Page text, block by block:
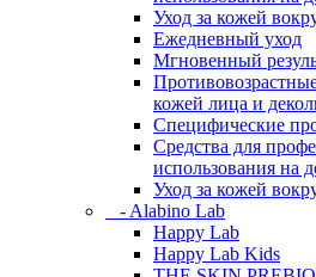
Уход за кожей
Ежедневный уход
Мгновенный
кожей лица и
Специфические
Средства для
использования на
Уход за кожей
- Alabino Lab
Happy Lab
Happy Lab Kids